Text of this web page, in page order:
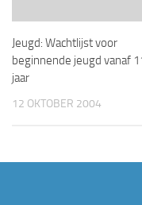
Jeugd: Wachtlijst voor
beginnende jeugd vanaf
jaar
12 OKTOBER 2004